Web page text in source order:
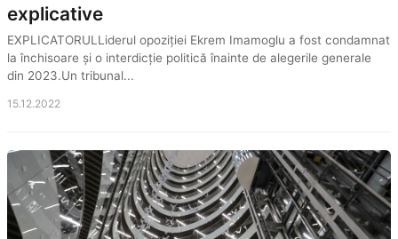
explicative
EXPLICATORULLiderul opoziției Ekrem Imamoglu a fost condamnat
la închisoare și o interdicție politică înainte de alegerile generale
din 2023.Un tribunal...
15.12.2022